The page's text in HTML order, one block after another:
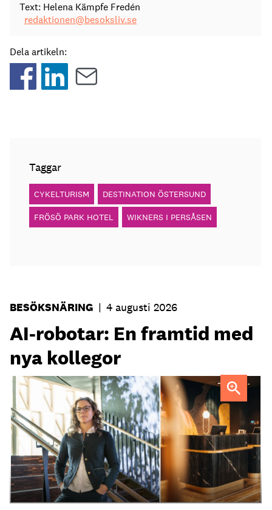
Text: Helena Kämpfe Fredén
redaktionen@besoksliv.se
Dela artikeln:
Taggar
CYKELTURISM DESTINATION ÖSTERSUND
FRÖSÖ PARK HOTEL WIKNERS I PERSÅSEN
BESÖKSNÄRING | 4 augusti 2026
AI-robotar: En framtid med
nya kollegor
Professor Kristina Palm FOTO: Theresia Viska FOTO:
Dylan Calluy / Unsplash